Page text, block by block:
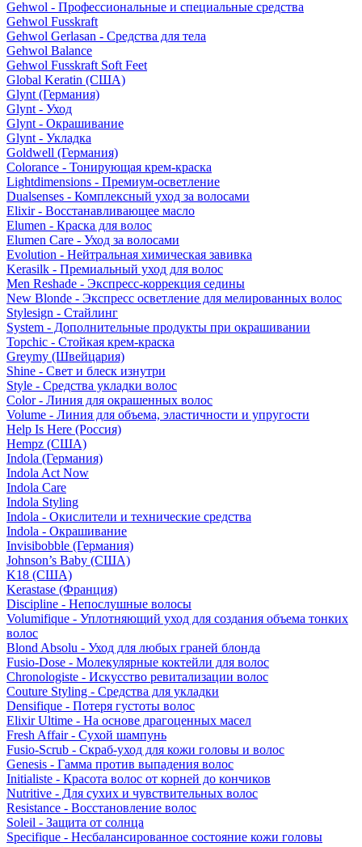
Gehwol - Профессиональные и специальные средства
Gehwol Fusskraft
Gehwol Gerlasan - Средства для тела
Gehwol Balance
Gehwol Fusskraft Soft Feet
Global Keratin (США)
Glynt (Германия)
Glynt - Уход
Glynt - Окрашивание
Glynt - Укладка
Goldwell (Германия)
Colorance - Тонирующая крем-краска
Lightdimensions - Премиум-осветление
Dualsenses - Комплексный уход за волосами
Elixir - Восстанавливающее масло
Elumen - Краска для волос
Elumen Care - Уход за волосами
Evolution - Нейтральная химическая завивка
Kerasilk - Премиальный уход для волос
Men Reshade - Экспресс-коррекция седины
New Blonde - Экспресс осветление для мелированных волос
Stylesign - Стайлинг
System - Дополнительные продукты при окрашивании
Topchic - Стойкая крем-краска
Greymy (Швейцария)
Shine - Свет и блеск изнутри
Style - Средства укладки волос
Color - Линия для окрашенных волос
Volume - Линия для объема, эластичности и упругости
Help Is Here (Россия)
Hempz (США)
Indola (Германия)
Indola Act Now
Indola Care
Indola Styling
Indola - Окислители и технические средства
Indola - Окрашивание
Invisibobble (Германия)
Johnson’s Baby (США)
K18 (США)
Kerastase (Франция)
Discipline - Непослушные волосы
Volumifique - Уплотняющий уход для создания объема тонких
волос
Blond Absolu - Уход для любых граней блонда
Fusio-Dose - Молекулярные коктейли для волос
Chronologiste - Искусство ревитализации волос
Couture Styling - Средства для укладки
Densifique - Потеря густоты волос
Elixir Ultime - На основе драгоценных масел
Fresh Affair - Сухой шампунь
Fusio-Scrub - Скраб-уход для кожи головы и волос
Genesis - Гамма против выпадения волос
Initialiste - Красота волос от корней до кончиков
Nutritive - Для сухих и чувствительных волос
Resistance - Восстановление волос
Soleil - Защита от солнца
Specifique - Несбалансированное состояние кожи головы